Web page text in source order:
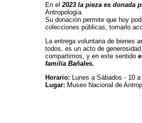
En el 2023 la pieza es donada
Antropología.
Su donación permite que hoy
colecciones públicas, tornarlo
La entrega voluntaria de bienes
todos, es un acto de
compartimos, y en este sentido
familia Bañales.
Horario: Lunes a Sábados - 10
Lugar: Museo Nacional de